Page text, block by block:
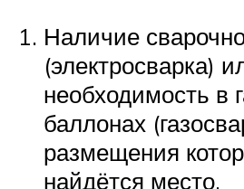
Наличие
(электросварка)
необходимость в
баллонах
размещения
найдётся место.